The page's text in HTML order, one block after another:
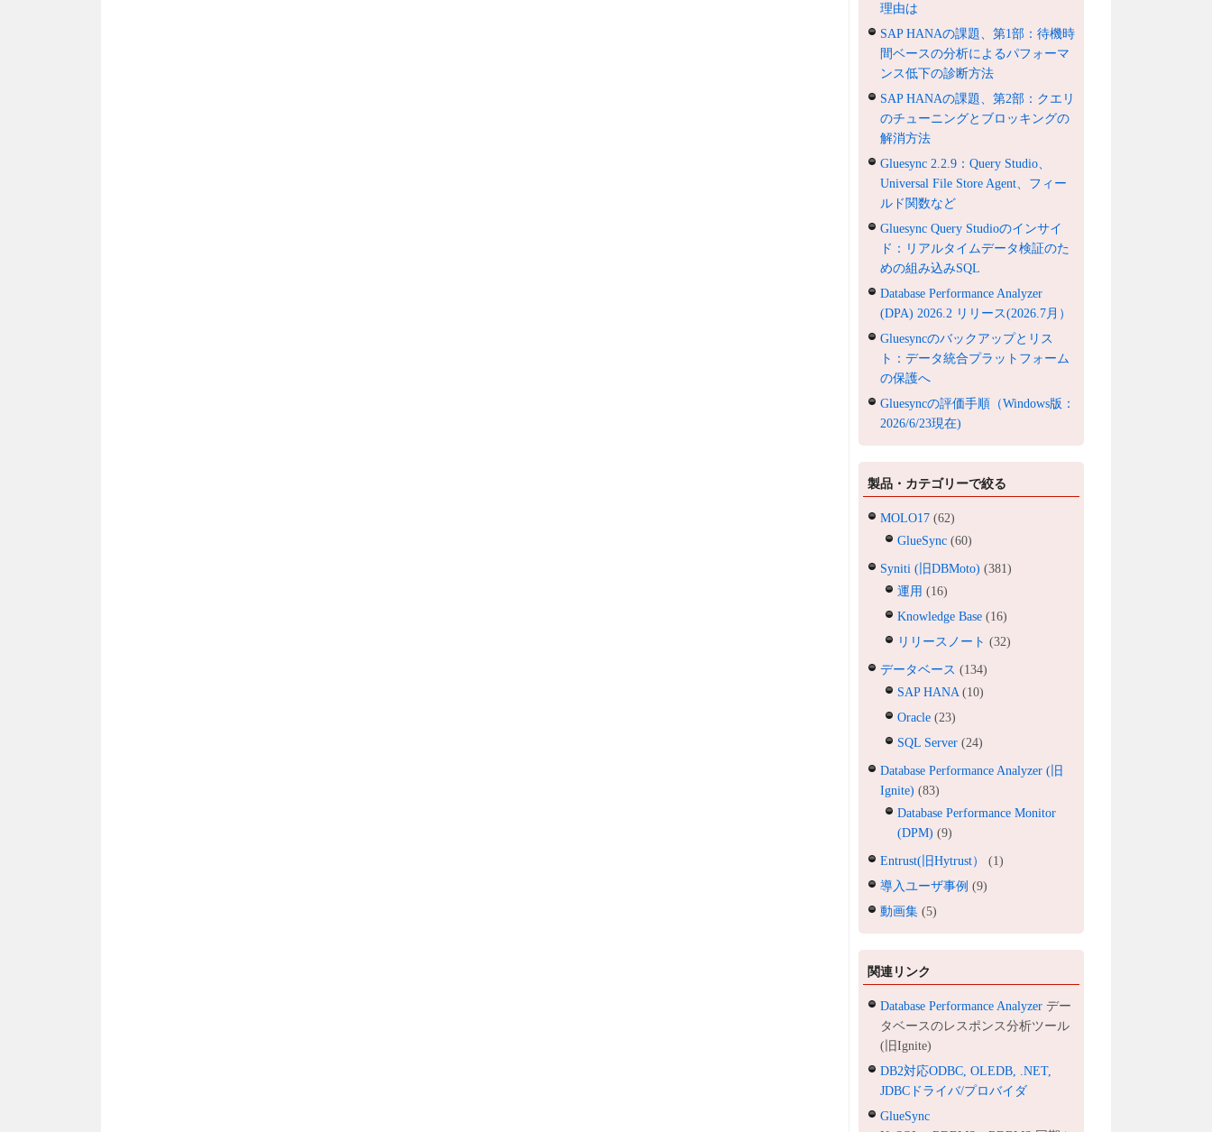
理由は
SAP HANAの課題、第1部：待機時
間ベースの分析によるパフォーマ
ンス低下の診断方法
SAP HANAの課題、第2部：クエリ
のチューニングとブロッキングの
解消方法
Gluesync 2.2.9：Query Studio、
Universal File Store Agent、フィー
ルド関数など
Gluesync Query Studioのインサイ
ド：リアルタイムデータ検証のた
めの組み込みSQL
Database Performance Analyzer
(DPA) 2026.2 リリース(2026.7月）
Gluesyncのバックアップとリス
ト：データ統合プラットフォーム
の保護へ
Gluesyncの評価手順（Windows版：
2026/6/23現在)
製品・カテゴリーで絞る
MOLO17 (62)
GlueSync (60)
Syniti (旧DBMoto) (381)
運用 (16)
Knowledge Base (16)
リリースノート (32)
データベース (134)
SAP HANA (10)
Oracle (23)
SQL Server (24)
Database Performance Analyzer (旧
Ignite) (83)
Database Performance Monitor
(DPM) (9)
Entrust(旧Hytrust）
(1)
導入ユーザ事例 (9)
動画集 (5)
関連リンク
Database Performance Analyzer デー
タベースのレスポンス分析ツール
(旧Ignite)
DB2対応ODBC, OLEDB, .NET,
JDBCドライバ/プロバイダ
GlueSync